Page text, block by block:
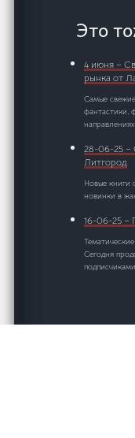
Это
4 июня –
рынка от
Самые
фантастики,
28-06-25 –
Литгород
Новые книги
новинки в
16-06-25 –
Сегодня